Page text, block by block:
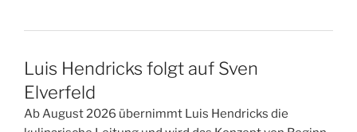
Luis Hendricks folgt auf Sven
Elverfeld
Ab August 2026 übernimmt Luis Hendricks die